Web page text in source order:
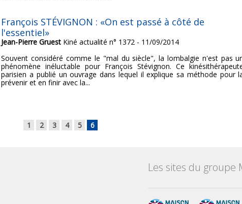
François STÉVIGNON : «On est passé à côté de
l'essentiel»
Jean-Pierre Gruest Kiné actualité n° 1372 - 11/09/2014
Souvent considéré comme le "mal du siècle", la lombalgie n'est pas
phénomène inéluctable pour François Stévignon. Ce
parisien a publié un ouvrage dans lequel il explique sa méthode pour
prévenir et en finir avec la...
1 2 3 4 5 6
Les sites du groupe